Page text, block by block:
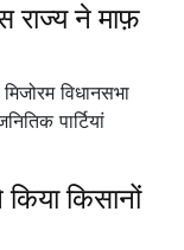
राज्य ने माफ़
विधानसभा
पार्टियां
किसानों